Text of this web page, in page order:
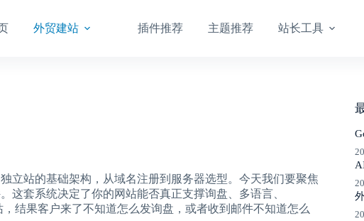
外贸建站 插件推荐 主题推荐 站长工具
立站的基础架构，从域名注册到服务器选型。今天我们要聚焦
这套系统决定了你的网站能否真正支撑询盘、多语言、
结果客户来了不知道怎么发询盘，或者收到邮件不知道怎么